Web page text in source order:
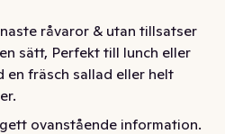
råvaror & utan tillsatser
sätt, Perfekt till lunch eller
en fräsch sallad eller helt
ovanstående information.